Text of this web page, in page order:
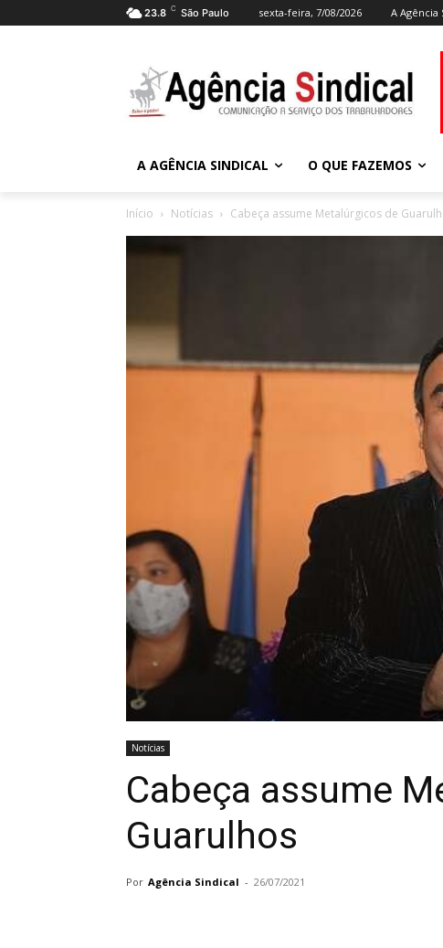
23.8 C São Paulo sexta-feira, 7/08/2026 A Agência
A AGÊNCIA SINDICAL O QUE FAZEMOS
Início Notícias Cabeça assume Metalúrgicos de
Notícias
Cabeça assume
Guarulhos
Por Agência Sindical - 26/07/2021